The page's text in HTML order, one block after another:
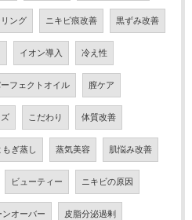
ング ニキビ痕改善 黒ずみ改善
イオン導入 冷え性
フェクトオイル 膣ケア
こだわり 体質改善
もぎ蒸し 蒸気美容 肌悩み改善
ビューティー ニキビの原因
ンオーバー 皮脂分泌過剰